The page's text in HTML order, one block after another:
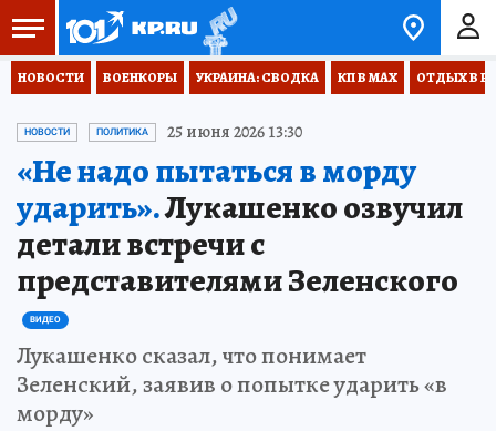
НОВОСТИ ВОЕНКОРЫ УКРАИНА: СВОДКА КП В МАХ ОТДЫХ В
НОВОСТИ ПОЛИТИКА 25 июня 2026 13:30
«Не надо пытаться в морду
ударить».Лукашенко озвучил
детали встречи с
представителями Зеленского
ВИДЕО
Лукашенко сказал, что понимает
Зеленский, заявив о попытке ударить «в
морду»